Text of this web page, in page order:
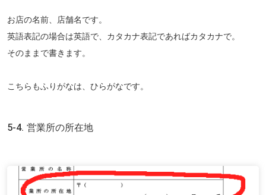
お店の名前、店舗名です。
英語表記の場合は英語で、カタカナ表記であればカタカナで。
そのままで書きます。
こちらもふりがなは、ひらがなです。
5-4. 営業所の所在地